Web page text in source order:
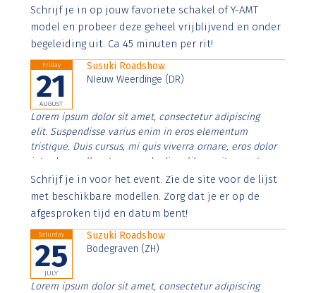
Aenean faucibus nibh et justo cursus id rutrum lorem
imperdiet. Nunc ut sem vitae risus tristique posuere.
Schrijf je in op jouw favoriete schakel of Y-AMT
model en probeer deze geheel vrijblijvend en onder
begeleiding uit. Ca 45 minuten per rit!
Friday
21
AUGUST
Susuki Roadshow
NIeuw Weerdinge (DR)
Lorem ipsum dolor sit amet, consectetur adipiscing
elit. Suspendisse varius enim in eros elementum
tristique. Duis cursus, mi quis viverra ornare, eros dolor
interdum nulla, ut commodo diam libero vitae erat.
Aenean faucibus nibh et justo cursus id rutrum lorem
imperdiet. Nunc ut sem vitae risus tristique posuere.
Schrijf je in voor het event. Zie de site voor de lijst
met beschikbare modellen. Zorg dat je er op de
afgesproken tijd en datum bent!
Saturday
25
JULY
Suzuki Roadshow
Bodegraven (ZH)
Lorem ipsum dolor sit amet, consectetur adipiscing